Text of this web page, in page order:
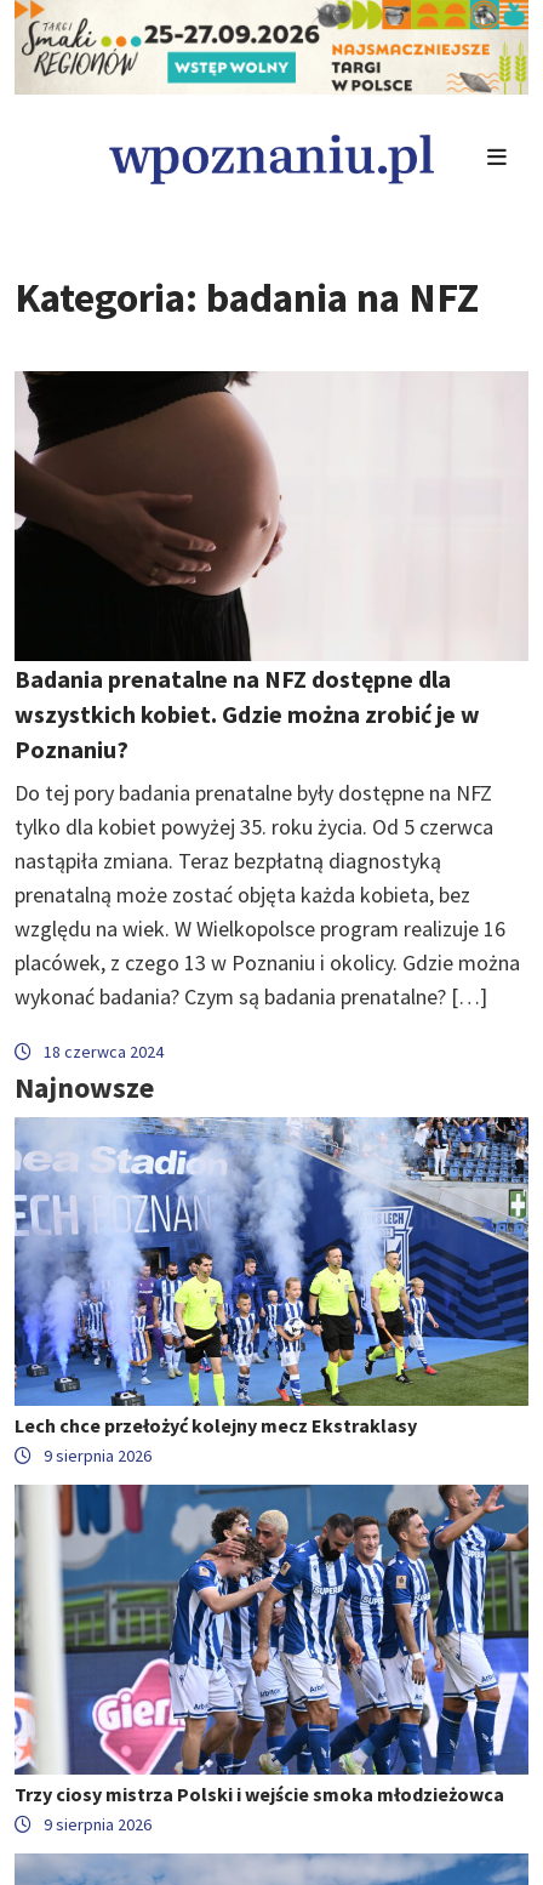
Kategoria: badania na NFZ
Badania prenatalne na NFZ dostępne dla
wszystkich kobiet. Gdzie można zrobić je w
Poznaniu?
Do tej pory badania prenatalne były dostępne na NFZ
tylko dla kobiet powyżej 35. roku życia. Od 5 czerwca
nastąpiła zmiana. Teraz bezpłatną diagnostyką
prenatalną może zostać objęta każda kobieta, bez
względu na wiek. W Wielkopolsce program realizuje 16
placówek, z czego 13 w Poznaniu i okolicy. Gdzie można
wykonać badania? Czym są badania prenatalne? […]
18 czerwca 2024
Najnowsze
Lech chce przełożyć kolejny mecz Ekstraklasy
9 sierpnia 2026
Trzy ciosy mistrza Polski i wejście smoka młodzieżowca
9 sierpnia 2026